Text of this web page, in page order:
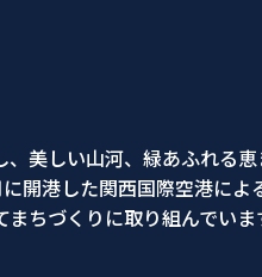
美しい山河、緑あふれる
開港した関西国際空港に
ちづくりに取り組んでいま